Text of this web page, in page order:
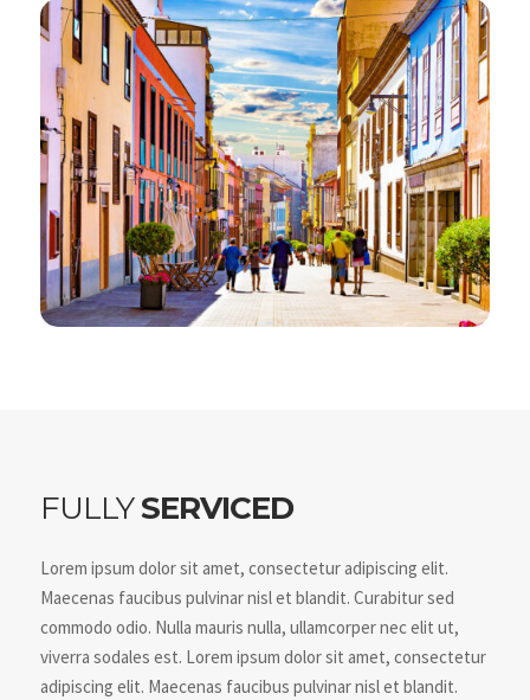
FULLYSERVICED
Lorem ipsum dolor sit amet, consectetur adipiscing elit.
Maecenas faucibus pulvinar nisl et blandit. Curabitur sed
commodo odio. Nulla mauris nulla, ullamcorper nec elit ut,
viverra sodales est. Lorem ipsum dolor sit amet, consectetur
adipiscing elit. Maecenas faucibus pulvinar nisl et blandit.